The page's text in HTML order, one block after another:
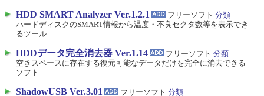
HDD SMART Analyzer Ver.1.2.1 フリーソフト 分類
ハードディスクのSMART情報から温度・不良セクタ数等を表示でき
るツール
HDDデータ完全消去器 Ver.1.14 フリーソフト 分類
空きスペースに存在する復元可能なデータだけを完全に消去できる
ソフト
ShadowUSB Ver.3.01 フリーソフト 分類